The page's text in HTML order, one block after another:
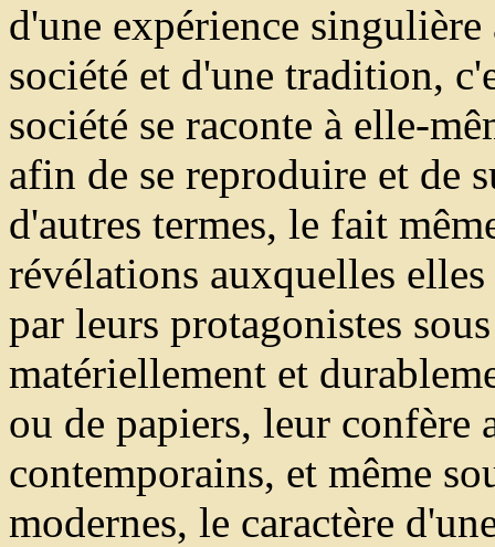
d'une expérience singulière
société et d'une tradition,
société se raconte à elle-
afin de se reproduire et de
d'autres termes, le fait
révélations auxquelles
par leurs protagonistes
matériellement et
ou de papiers, leur confère
contemporains, et même
modernes, le caractère